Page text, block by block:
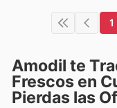
1
Amodil te
Frescos en
Pierdas las